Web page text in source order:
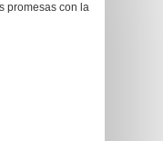
promesas con la